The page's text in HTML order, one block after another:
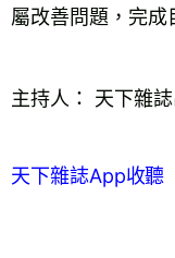
屬改善問題，完成
主持人 ： 天下雜
天下雜誌App收聽